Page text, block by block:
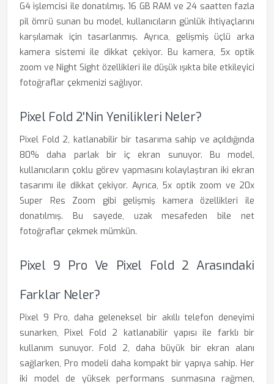
G4 işlemcisi ile donatılmış. 16 GB RAM ve 24 saatten fazla
pil ömrü sunan bu model, kullanıcıların günlük ihtiyaçlarını
karşılamak için tasarlanmış. Ayrıca, gelişmiş üçlü arka
kamera sistemi ile dikkat çekiyor. Bu kamera, 5x optik
zoom ve Night Sight özellikleri ile düşük ışıkta bile etkileyici
fotoğraflar çekmenizi sağlıyor.
Pixel Fold 2'nin Yenilikleri Neler?
Pixel Fold 2, katlanabilir bir tasarıma sahip ve açıldığında
80% daha parlak bir iç ekran sunuyor. Bu model,
kullanıcıların çoklu görev yapmasını kolaylaştıran iki ekran
tasarımı ile dikkat çekiyor. Ayrıca, 5x optik zoom ve 20x
Super Res Zoom gibi gelişmiş kamera özellikleri ile
donatılmış. Bu sayede, uzak mesafeden bile net
fotoğraflar çekmek mümkün.
Pixel 9 Pro Ve Pixel Fold 2 Arasındaki
Farklar Neler?
Pixel 9 Pro, daha geleneksel bir akıllı telefon deneyimi
sunarken, Pixel Fold 2 katlanabilir yapısı ile farklı bir
kullanım sunuyor. Fold 2, daha büyük bir ekran alanı
sağlarken, Pro modeli daha kompakt bir yapıya sahip. Her
iki model de yüksek performans sunmasına rağmen,